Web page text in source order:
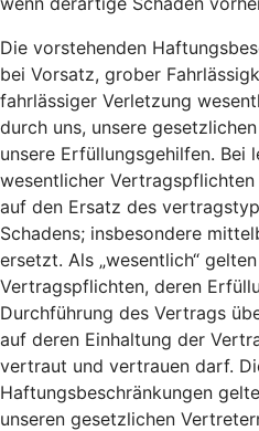
Die vorstehenden
bei Vorsatz, grober
fahrlässiger Verletzung
durch uns, unsere
unsere Erfüllungsgehilfen. Bei
wesentlicher
auf den Ersatz des
Schadens; insbesondere
ersetzt. Als „wesentlich“
Vertragspflichten, deren
Durchführung des Vertrags
auf deren Einhaltung der
vertraut und vertrauen darf.
Haftungsbeschränkungen
unseren gesetzlichen